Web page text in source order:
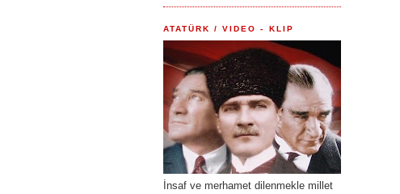
ATATÜRK / VIDEO - KLIP
İnsaf ve merhamet dilenmekle millet